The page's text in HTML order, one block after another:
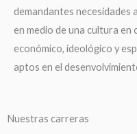
demandantes necesidades
en medio de una cultura
económico, ideológico y
aptos en el
Nuestras carreras